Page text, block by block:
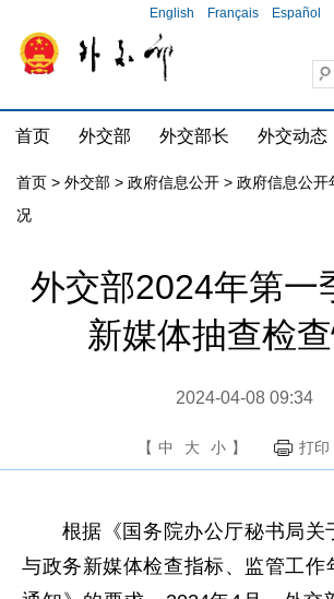
English Français Español
首页 外交部 外交部长 外交动态
首页 > 外交部 > 政府信息公开 > 政府信息公开
况
外交部2024年第一
新媒体抽查检
2024-04-08 09:34
【 中 大 小 】 打印
根据《国务院办公厅秘书局关
与政务新媒体检查指标、监管工作